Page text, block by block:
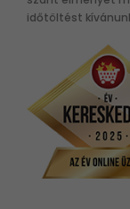
időtöltést